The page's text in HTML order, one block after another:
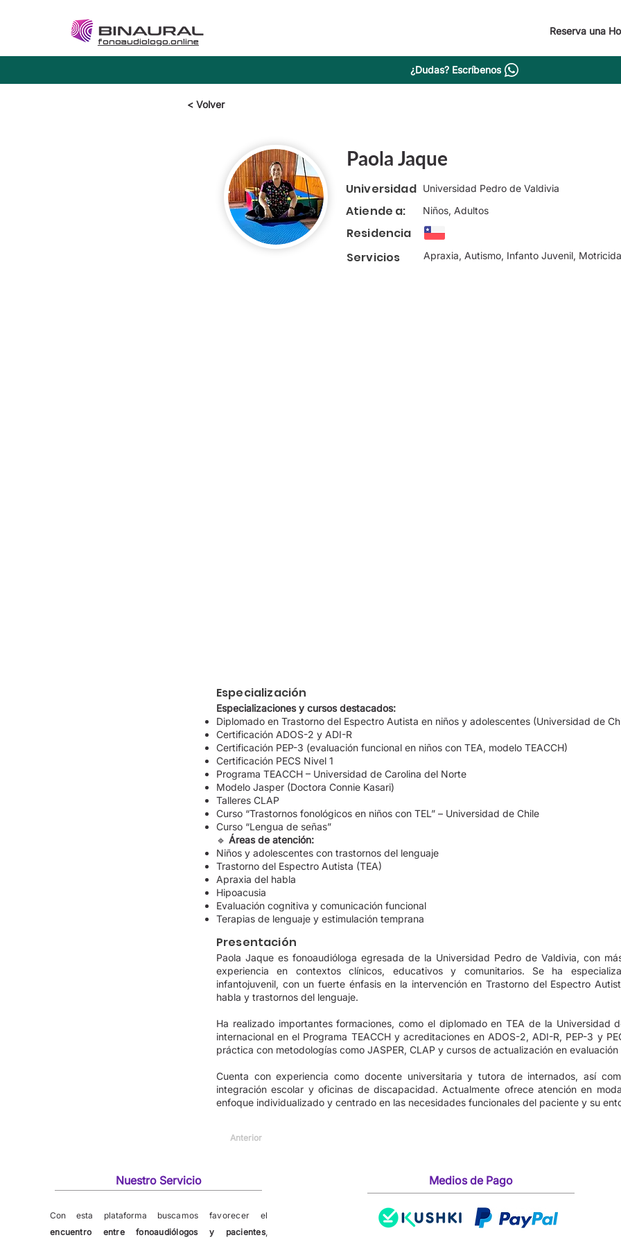
fonoaudiologo.online
Reserva una
¿Dudas? Escríbenos
< Volver
Paola Jaque
Universidad Universidad Pedro de Valdivia
Atiende a: Niños, Adultos
Residencia
Servicios
Apraxia, Autismo, Infanto Juvenil,
Especialización
Especializaciones y cursos destacados:
Diplomado en Trastorno del Espectro Autista en niños y adolescentes (Universidad de
Certificación ADOS-2 y ADI-R
Certificación PEP-3 (evaluación funcional en niños con TEA, modelo TEACCH)
Certificación PECS Nivel 1
Programa TEACCH – Universidad de Carolina del Norte
Modelo Jasper (Doctora Connie Kasari)
Talleres CLAP
Curso “Trastornos fonológicos en niños con TEL” – Universidad de Chile
Curso “Lengua de señas”
🔹 Áreas de atención:
Niños y adolescentes con trastornos del lenguaje
Trastorno del Espectro Autista (TEA)
Apraxia del habla
Hipoacusia
Evaluación cognitiva y comunicación funcional
Terapias de lenguaje y estimulación temprana
Presentación
Paola Jaque es fonoaudióloga egresada de la Universidad Pedro de Valdivia, con
experiencia en contextos clínicos, educativos y comunitarios. Se ha
infantojuvenil, con un fuerte énfasis en la intervención en Trastorno del Espectro
habla y trastornos del lenguaje.
Ha realizado importantes formaciones, como el diplomado en TEA de la Universidad
internacional en el Programa TEACCH y acreditaciones en ADOS-2, ADI-R, PEP-3 y
práctica con metodologías como JASPER, CLAP y cursos de actualización en
Cuenta con experiencia como docente universitaria y tutora de internados, así
integración escolar y oficinas de discapacidad. Actualmente ofrece atención en
enfoque individualizado y centrado en las necesidades funcionales del paciente y su
Anterior
Nuestro Servicio
Con esta plataforma buscamos favorecer el
encuentro entre fonoaudiólogos y pacientes,
Medios de Pago